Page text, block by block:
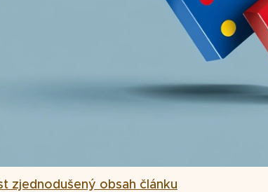
zjednodušený obsah článku